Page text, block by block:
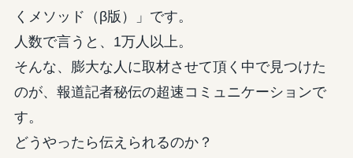
くメソッド（β版）」です。
人数で言うと、1万人以上。
そんな、膨大な人に取材させて頂く中で見つけた
のが、報道記者秘伝の超速コミュニケーションで
す。
どうやったら伝えられるのか？